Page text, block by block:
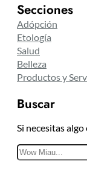
Secciones
Adópción
Etología
Salud
Belleza
Productos y
Buscar
Si necesitas